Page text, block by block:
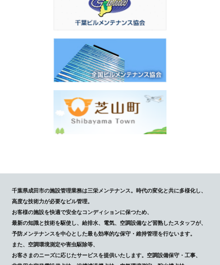
千葉県成田市の施設管理業務は三栄メンテナンス。時代の変化と共に多様化し、
高度な技術力が必要なビル管理。
お客様の施設を快適で安全なコンディションに保つため、
最新の知識と技術を駆使し、給排水、電気、空調設備など習熟したスタッフが、
予防メンテナンスを中心とした最も効率的な保守・維持管理を行ないます。
また、空調環境測定や害虫駆除等、
お客さまのニーズに応じたサービスを提供いたします。空調設備保守・工事、